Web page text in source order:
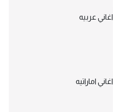
اغاني عربيه
اغاني اماراتيه